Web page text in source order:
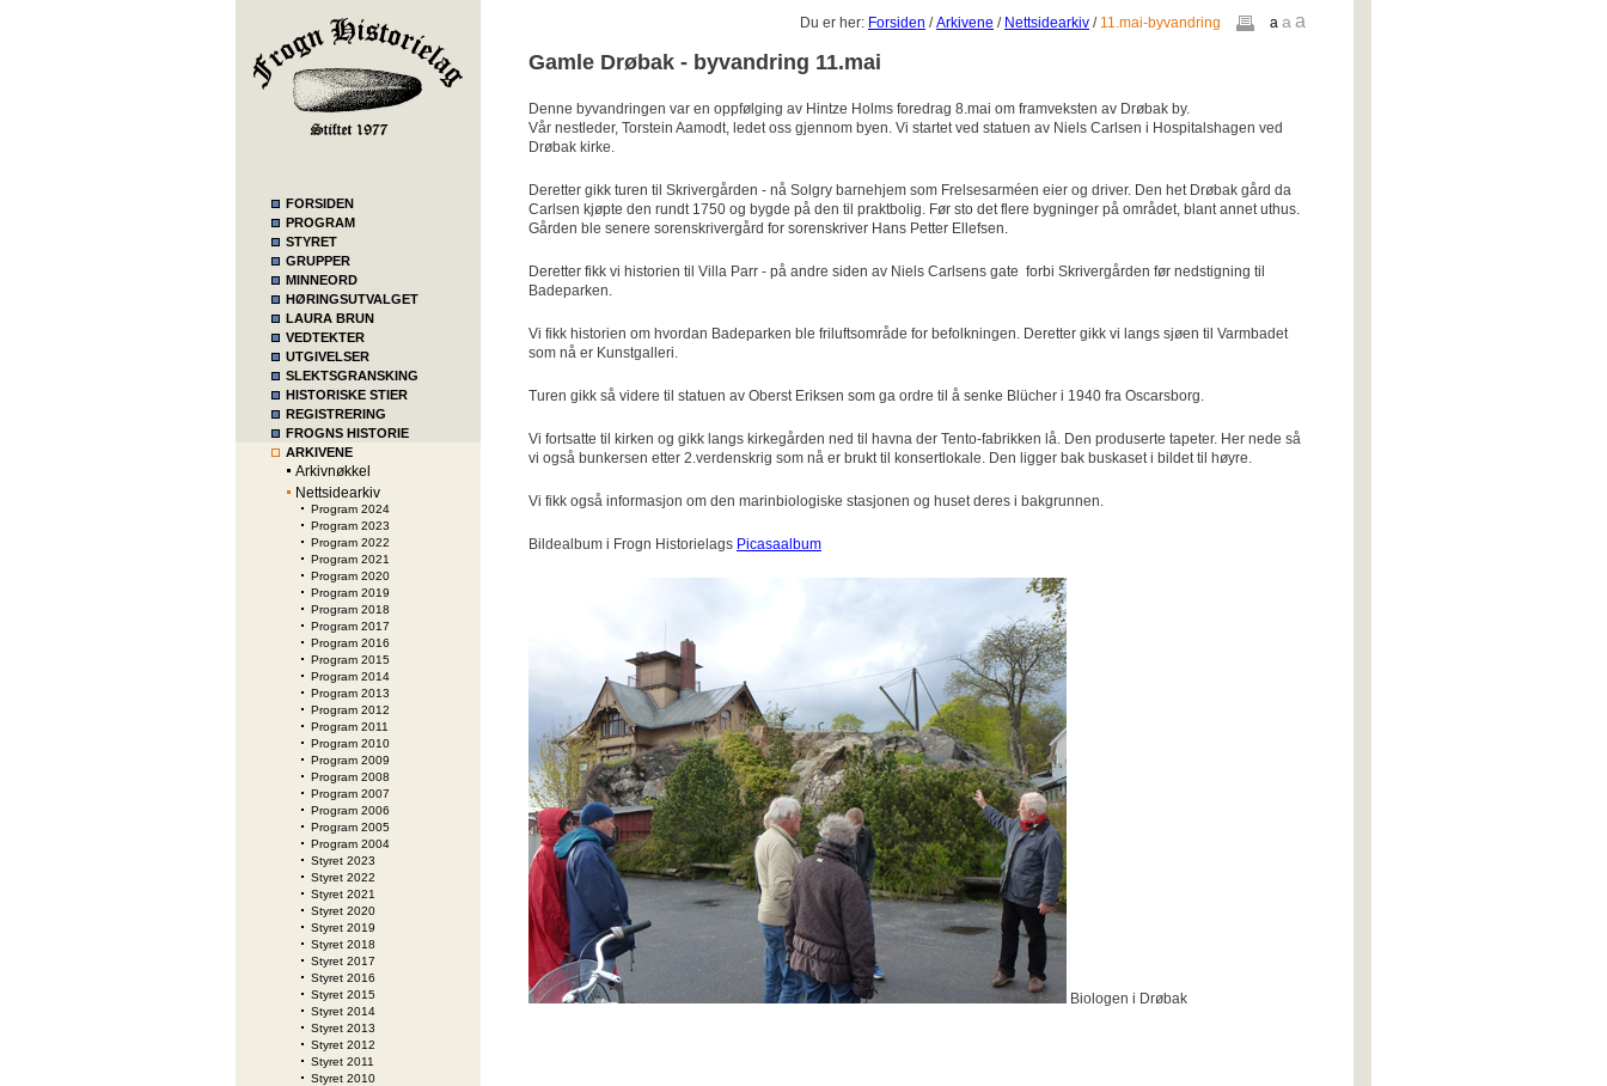
FORSIDEN
PROGRAM
STYRET
GRUPPER
MINNEORD
HØRINGSUTVALGET
LAURA BRUN
VEDTEKTER
UTGIVELSER
SLEKTSGRANSKING
HISTORISKE STIER
REGISTRERING
FROGNS HISTORIE
ARKIVENE
Arkivnøkkel
Nettsidearkiv
Program 2024
Program 2023
Program 2022
Program 2021
Program 2020
Program 2019
Program 2018
Program 2017
Program 2016
Program 2015
Program 2014
Program 2013
Program 2012
Program 2011
Program 2010
Program 2009
Program 2008
Program 2007
Program 2006
Program 2005
Program 2004
Styret 2023
Styret 2022
Styret 2021
Styret 2020
Styret 2019
Styret 2018
Styret 2017
Styret 2016
Styret 2015
Styret 2014
Styret 2013
Styret 2012
Styret 2011
Styret 2010
Du er her: Forsiden /Arkivene / Nettsidearkiv / 11.mai-byvandring a a a
Gamle Drøbak - byvandring 11.mai
Denne byvandringen var en oppfølging av Hintze Holms foredrag 8.mai om framveksten av Drøbak by.
Vår nestleder, Torstein Aamodt, ledet oss gjennom byen. Vi startet ved statuen av Niels Carlsen i Hospitalshagen ved
Drøbak kirke.
Deretter gikk turen til Skrivergården - nå Solgry barnehjem som Frelsesarméen eier og driver. Den het Drøbak gård da
Carlsen kjøpte den rundt 1750 og bygde på den til praktbolig. Før sto det flere bygninger på området, blant annet uthus.
Gården ble senere sorenskrivergård for sorenskriver Hans Petter Ellefsen.
Deretter fikk vi historien til Villa Parr - på andre siden av Niels Carlsens gate forbi Skrivergården før nedstigning til
Badeparken.
Vi fikk historien om hvordan Badeparken ble friluftsområde for befolkningen. Deretter gikk vi langs sjøen til Varmbadet
som nå er Kunstgalleri.
Turen gikk så videre til statuen av Oberst Eriksen som ga ordre til å senke Blücher i 1940 fra Oscarsborg.
Vi fortsatte til kirken og gikk langs kirkegården ned til havna der Tento-fabrikken lå. Den produserte tapeter. Her nede så
vi også bunkersen etter 2.verdenskrig som nå er brukt til konsertlokale. Den ligger bak buskaset i bildet til høyre.
Vi fikk også informasjon om den marinbiologiske stasjonen og huset deres i bakgrunnen.
Bildealbum i Frogn Historielags Picasaalbum
Biologen i Drøbak